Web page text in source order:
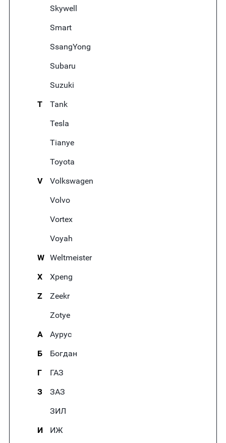
Skywell
Smart
SsangYong
Subaru
Suzuki
T
Tank
Tesla
Tianye
Toyota
V
Volkswagen
Volvo
Vortex
Voyah
W Weltmeister
X
Xpeng
Z
Zeekr
Zotye
А
Аурус
Б
Богдан
Г
ГАЗ
З
ЗАЗ
ЗИЛ
И
ИЖ